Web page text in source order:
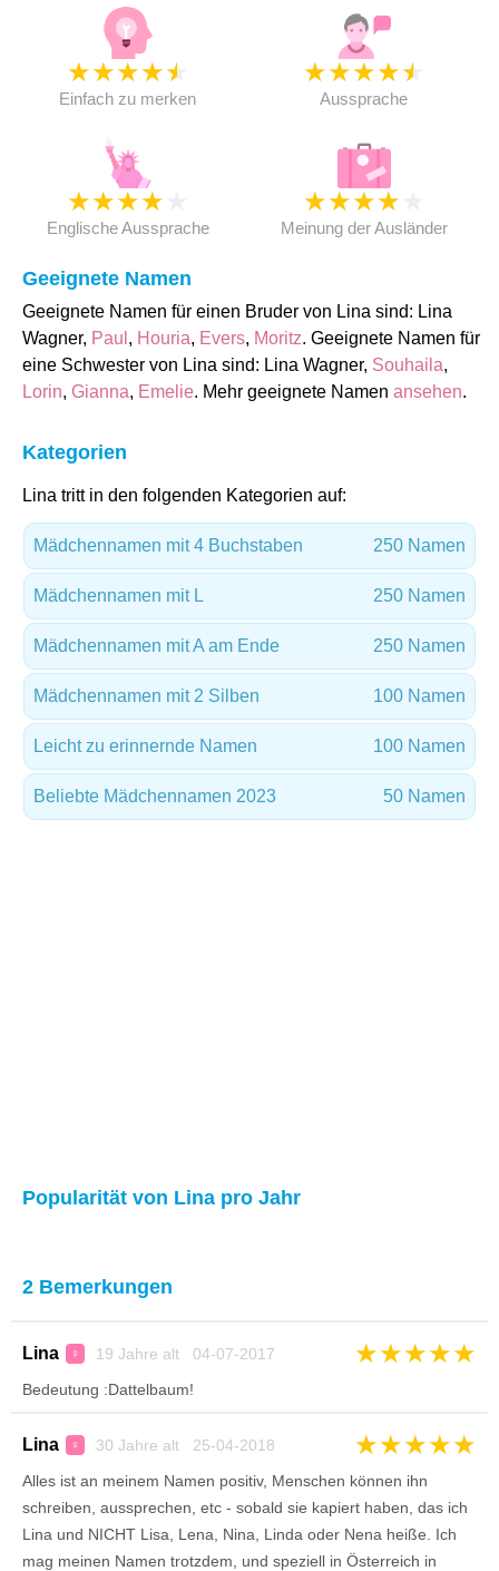
★★★★★
Einfach zu merken
★★★★★
Aussprache
★★★★
Englische Aussprache
★★★★
Meinung der Ausländer
Geeignete Namen
Geeignete Namen für einen Bruder von Lina sind: Lina
Wagner, Paul , Houria, Evers, Moritz. Geeignete Namen für
eine Schwester von Lina sind: Lina Wagner, Souhaila,
Lorin, Gianna, Emelie. Mehr geeignete Namen ansehen.
Kategorien
Lina tritt in den folgenden Kategorien auf:
Mädchennamen mit 4 Buchstaben 250 Namen
Mädchennamen mit L 250 Namen
Mädchennamen mit A am Ende 250 Namen
Mädchennamen mit 2 Silben 100 Namen
Leicht zu erinnernde Namen 100 Namen
Beliebte Mädchennamen 2023 50 Namen
Popularität von Lina pro Jahr
2 Bemerkungen
Lina ♀ 19 Jahre alt 04-07-2017 ★★★★★
Bedeutung :Dattelbaum!
Lina ♀ 30 Jahre alt 25-04-2018 ★★★★★
Alles ist an meinem Namen positiv, Menschen können ihn
schreiben, aussprechen, etc - sobald sie kapiert haben, das ich
Lina und NICHT Lisa, Lena, Nina, Linda oder Nena heiße. Ich
mag meinen Namen trotzdem, und speziell in Österreich in